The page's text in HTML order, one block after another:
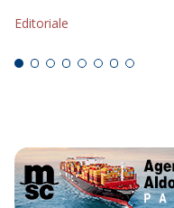
Editoriale